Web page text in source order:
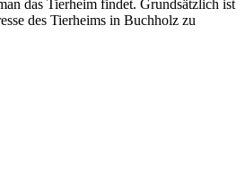
das Tierheim findet. Grundsätzlich ist
des Tierheims in Buchholz zu